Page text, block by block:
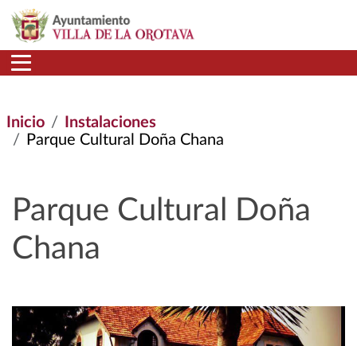
Pasar al contenido principal
Inicio
Instalaciones
Parque Cultural Doña Chana
Parque Cultural Doña
Chana